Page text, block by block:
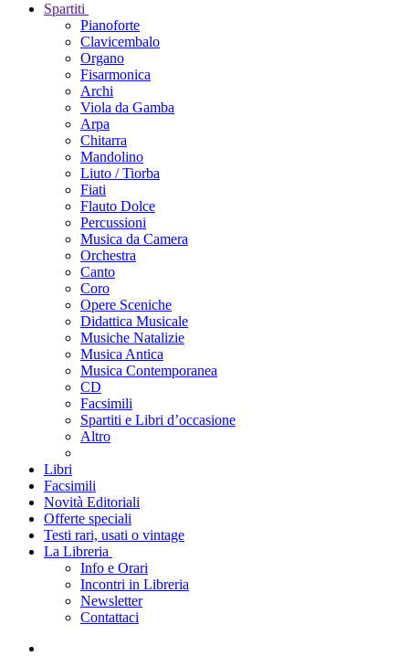
Spartiti
Pianoforte
Clavicembalo
Organo
Fisarmonica
Archi
Viola da Gamba
Arpa
Chitarra
Mandolino
Liuto / Tiorba
Fiati
Flauto Dolce
Percussioni
Musica da Camera
Orchestra
Canto
Coro
Opere Sceniche
Didattica Musicale
Musiche Natalizie
Musica Antica
Musica Contemporanea
CD
Facsimili
Spartiti e Libri d’occasione
Altro
Libri
Facsimili
Novità Editoriali
Offerte speciali
Testi rari, usati o vintage
La Libreria
Info e Orari
Incontri in Libreria
Newsletter
Contattaci